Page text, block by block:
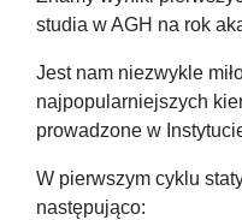
studia w AGH na rok
Jest nam niezwykle
najpopularniejszych
prowadzone w
W pierwszym cyklu
następująco: